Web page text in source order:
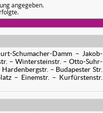
angegeben.
Schumacher-Damm – Jakob-
– Wintersteinstr. – Otto-Suhr-
– Budapester Str.
– Einemstr. – Kurfürstenstr.